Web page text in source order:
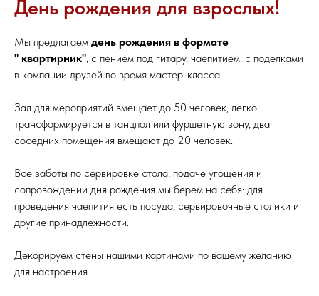
День рождения для взрослых!
Мы предлагаем день рождения в формате
" квартирник" , с пением под гитару, чаепитием, с поделками
в компании друзей во время мастер-класса.
Зал для мероприятий вмещает до 50 человек, легко
трансформируется в танцпол или фуршетную зону, два
соседних помещения вмещают до 20 человек.
Все заботы по сервировке стола, подаче угощения и
сопровождении дня рождения мы берем на себя: для
проведения чаепития есть посуда, сервировочные столики и
другие принадлежности.
Декорируем стены нашими картинами по вашему желанию
для настроения.